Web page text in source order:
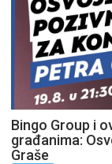
Bingo Group i
građanima:
Graše